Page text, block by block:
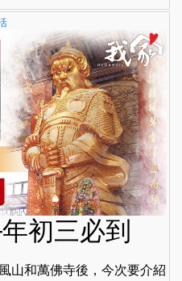
初三必到
山和萬佛寺後，今次要介紹